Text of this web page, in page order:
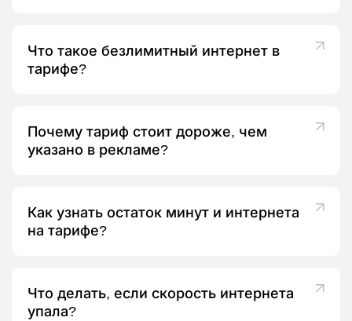
Что такое безлимитный интернет в
тарифе?
Почему тариф стоит дороже, чем
указано в рекламе?
Как узнать остаток минут и интернета
на тарифе?
Что делать, если скорость интернета
упала?